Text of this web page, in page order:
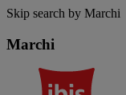
Skip search by Marchi
Marchi